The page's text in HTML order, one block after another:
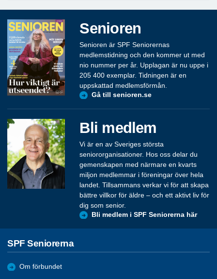
Senioren
Senioren är SPF Seniorernas
medlemstidning och den kommer ut med
nio nummer per år. Upplagan är nu uppe i
205 400 exemplar. Tidningen är en
uppskattad medlemsförmån.
Gå till senioren.se
Bli medlem
Vi är en av Sveriges största
seniororganisationer. Hos oss delar du
gemenskapen med närmare en kvarts
miljon medlemmar i föreningar över hela
landet. Tillsammans verkar vi för att skapa
bättre villkor för äldre – och ett aktivt liv för
dig som senior.
Bli medlem i SPF Seniorerna här
SPF Seniorerna
Om förbundet